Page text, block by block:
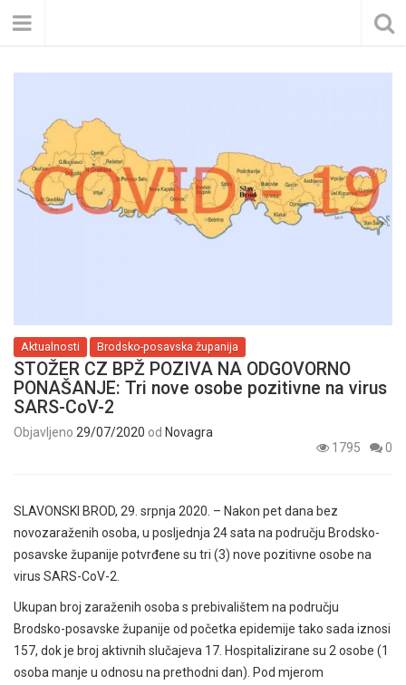
Aktualnosti Brodsko-posavska županija
STOŽER CZ BPŽ POZIVA NA ODGOVORNO
PONAŠANJE: Tri nove osobe pozitivne na virus
SARS-CoV-2
Objavljeno 29/07/2020 od Novagra
1795
0
SLAVONSKI BROD, 29. srpnja 2020. – Nakon pet dana bez
novozaraženih osoba, u posljednja 24 sata na području Brodsko-
posavske županije potvrđene su tri (3) nove pozitivne osobe na
virus SARS-CoV-2.
Ukupan broj zaraženih osoba s prebivalištem na području
Brodsko-posavske županije od početka epidemije tako sada iznosi
157, dok je broj aktivnih slučajeva 17. Hospitalizirane su 2 osobe (1
osoba manje u odnosu na prethodni dan). Pod mjerom